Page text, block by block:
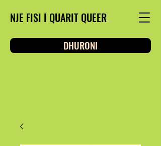
NJE FISI I QUARIT QUEER
DHURONI